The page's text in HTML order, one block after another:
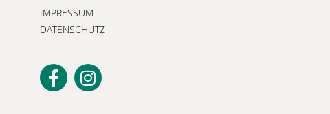
IMPRESSUM
DATENSCHUTZ